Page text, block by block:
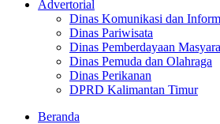
Advertorial
Dinas Komunikasi dan
Dinas Pariwisata
Dinas Pemberdayaan
Dinas Pemuda dan Olahraga
Dinas Perikanan
DPRD Kalimantan Timur
Beranda